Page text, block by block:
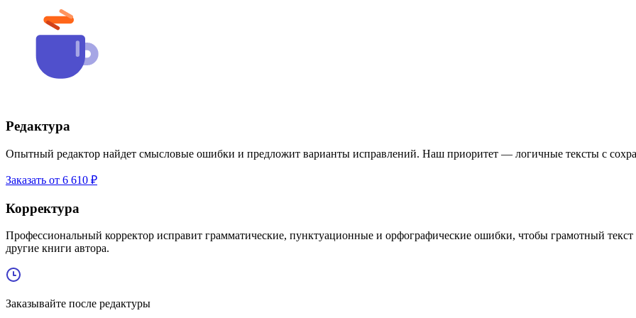
Редактура
Опытный редактор найдет смысловые ошибки и предложит варианты исправлений. Наш приоритет — логичные тексты с
Заказать от 6 610 ₽
Корректура
Профессиональный корректор исправит грамматические, пунктуационные и орфографические ошибки, чтобы грамотный текст
другие книги автора.
Заказывайте после редактуры